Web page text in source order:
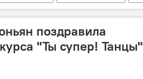
Гергиев
поздравила
"Ты супер! Танцы"